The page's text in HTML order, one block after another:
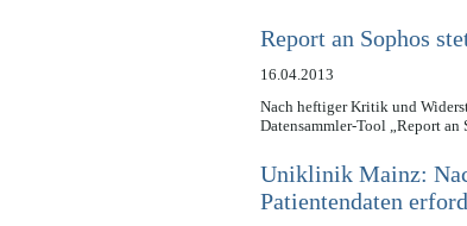
Report an Sophos
16.04.2013
Nach heftiger Kritik und
Datensammler-Tool „Report
Uniklinik Mainz:
Patientendaten